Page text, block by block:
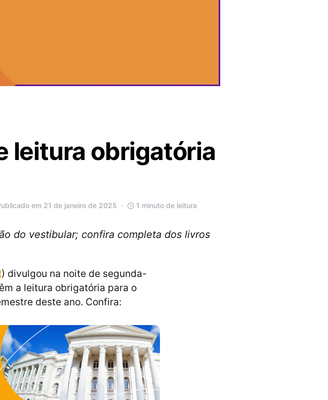
leitura obrigatória
em 21 de janeiro de 2025 1 minuto de leitura
do vestibular; confira completa dos livros
) divulgou na noite de segunda-
a leitura obrigatória para o
deste ano. Confira: